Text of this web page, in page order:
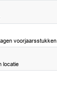
voorjaarsstukken
locatie